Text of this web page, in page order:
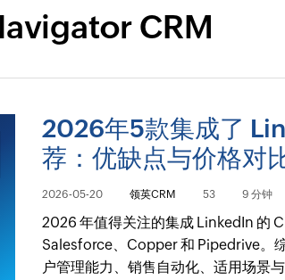
CRM
2026年5款集成了
荐：优缺点与价格对
2026-05-20 领英CRM 53 9 分钟
2026 年值得关注的集成 LinkedIn 的
Salesforce、Copper 和 Pipedrive。
户管理能力、销售自动化、适用场景